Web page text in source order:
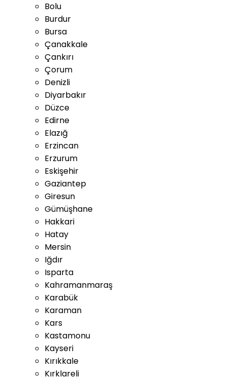
Bolu
Burdur
Bursa
Çanakkale
Çankırı
Çorum
Denizli
Diyarbakır
Düzce
Edirne
Elazığ
Erzincan
Erzurum
Eskişehir
Gaziantep
Giresun
Gümüşhane
Hakkari
Hatay
Mersin
Iğdır
Isparta
Kahramanmaraş
Karabük
Karaman
Kars
Kastamonu
Kayseri
Kırıkkale
Kırklareli